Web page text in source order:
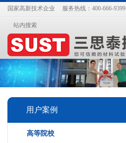
国家高新技术企业 服务热线：400-666-9399
站内搜索
用户案例
高等院校